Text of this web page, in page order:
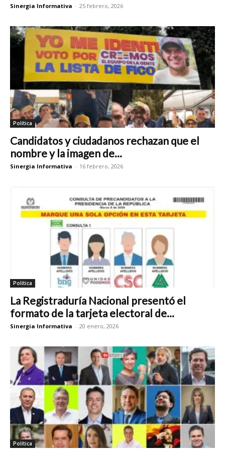
Sinergia Informativa - 25 febrero, 2026
Política
Candidatos y ciudadanos rechazan que el
nombre y la imagen de...
Sinergia Informativa - 16 febrero, 2026
Política
La Registraduría Nacional presentó el
formato de la tarjeta electoral de...
Sinergia Informativa - 20 enero, 2026
Política